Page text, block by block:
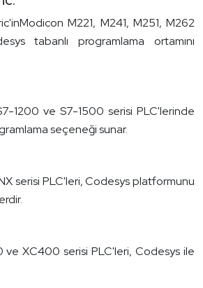
M221, M241, M251, M262
tabanlı programlama ortamını
1200 ve S7-1500 serisi PLC'lerinde
seçeneği sunar.
serisi PLC'leri, Codesys platformunu
XC400 serisi PLC'leri, Codesys ile